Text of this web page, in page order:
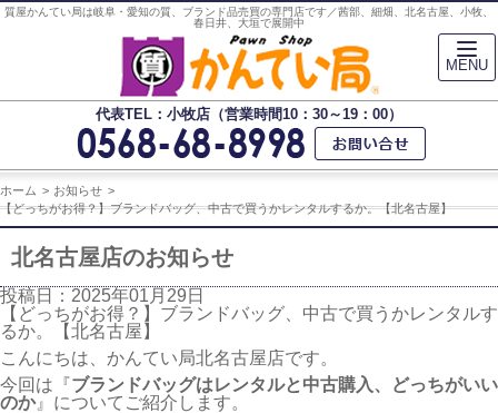
質屋かんてい局は岐阜・愛知の質、ブランド品売買の専門店です／茜部、細畑、北名古屋、小牧、
春日井、大垣で展開中
代表TEL：小牧店（営業時間10：30～19：00）
ホーム
お知らせ
【どっちがお得？】ブランドバッグ、中古で買うかレンタルするか。【北名古屋】
北名古屋店のお知らせ
投稿日：2025年01月29日
【どっちがお得？】ブランドバッグ、中古で買うかレンタルす
るか。【北名古屋】
こんにちは、かんてい局北名古屋店です。
今回は『ブランドバッグはレンタルと中古購入、どっちがいい
のか』についてご紹介します。
MENU